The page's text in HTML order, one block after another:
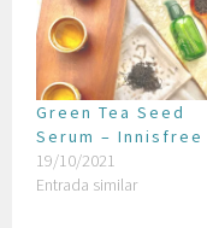
Green Tea Seed
Serum – Innisfree
19/10/2021
Entrada similar